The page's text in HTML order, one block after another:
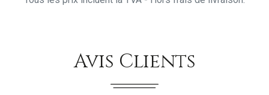
Avis Clients